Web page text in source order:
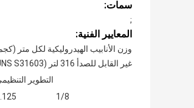
سمات:
;
المعايير الفنية:
وزن الأنابيب الهيدروليكية لكل متر
غير القابل للصدأ 316 لتر (UNS S31603)
التطوير
1/8